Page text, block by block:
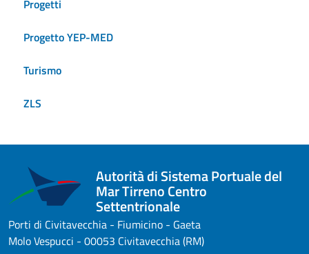
Progetti
Progetto YEP-MED
Turismo
ZLS
Autorità di Sistema Portuale del
Mar Tirreno Centro
Settentrionale
Porti di Civitavecchia - Fiumicino - Gaeta
Molo Vespucci - 00053 Civitavecchia (RM)